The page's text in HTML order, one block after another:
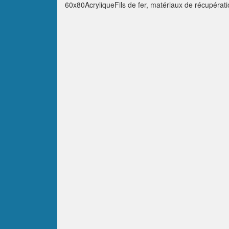
60x80AcryliqueFils de fer, matériaux de